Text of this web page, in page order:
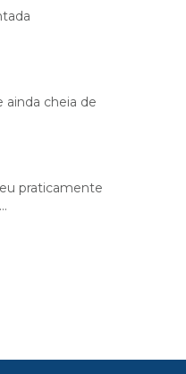
ainda cheia de
praticamente